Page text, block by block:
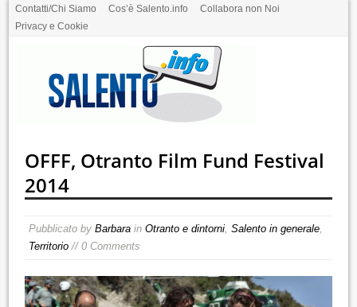
Contatti/Chi Siamo Cos’è Salento.info
Collabora non Noi
Privacy e Cookie
OFFF, Otranto Film Fund Festival
2014
Pubblicato byBarbara inOtranto e dintorni,Salento in generale,
Territorio // 0 Comments